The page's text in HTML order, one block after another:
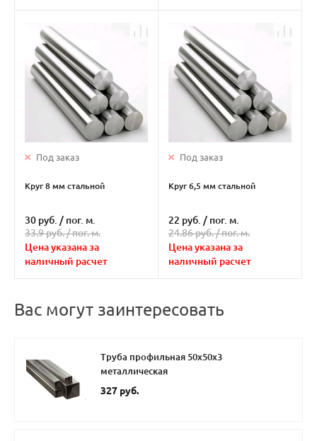
Под заказ
Круг 8 мм стальной
30 руб. / пог. м.
33.9 руб. /пог. м.
Цена указана за
наличный расчет
Под заказ
Круг 6,5 мм стальной
22 руб. / пог. м.
24.86 руб. /пог. м.
Цена указана за
наличный расчет
Вас могут заинтересовать
Труба профильная 50х50х3
металлическая
327 руб.